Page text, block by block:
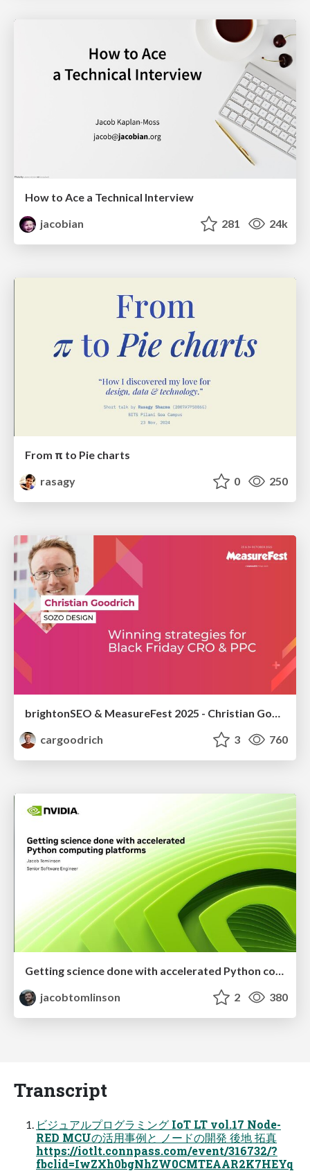
How to Ace a Technical Interview
jacobian
281 24k
From π to Pie charts
rasagy
0 250
cargoodrich
3 760
Getting science done with accelerated Python computing platforms
jacobtomlinson
2 380
Transcript
ビジュアルプログラミング IoT LT vol.17 Node-
RED MCUの活用事例と ノードの開発 後地 拓真
https://iotlt.connpass.com/event/316732/?
fbclid=IwZXh0bgNhZW0CMTEAAR2K7HEYq